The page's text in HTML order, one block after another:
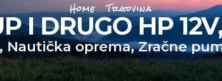
Home Trgovina
I DRUGO HP
Nautička oprema,Zračne